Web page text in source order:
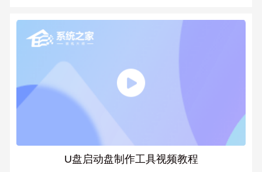
U盘启动盘制作工具视频教程